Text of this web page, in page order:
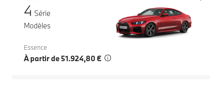
4 Série
Modèles
Essence
À partir de 51.924,80 €